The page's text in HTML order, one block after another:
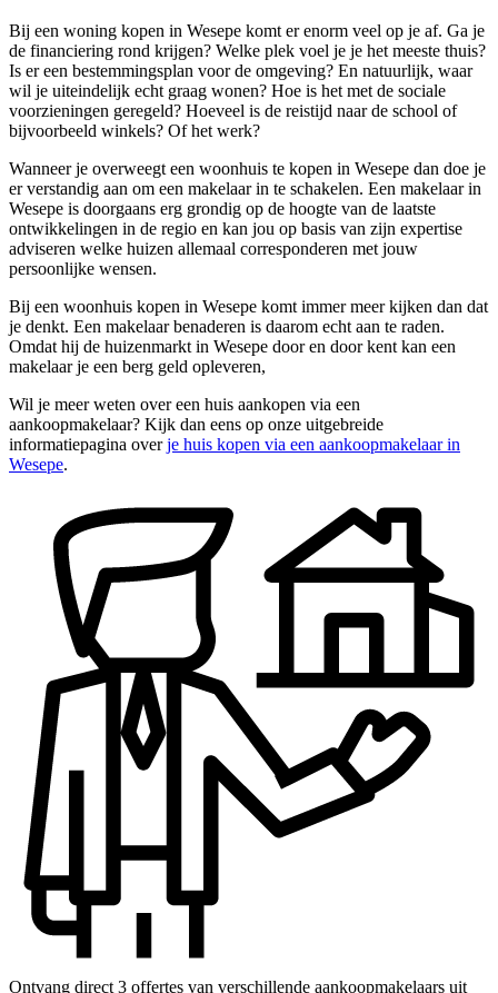
Bij een woning kopen in Wesepe komt er enorm veel op je af. Ga je
de financiering rond krijgen? Welke plek voel je je het meeste thuis?
Is er een bestemmingsplan voor de omgeving? En natuurlijk, waar
wil je uiteindelijk echt graag wonen? Hoe is het met de sociale
voorzieningen geregeld? Hoeveel is de reistijd naar de school of
bijvoorbeeld winkels? Of het werk?
Wanneer je overweegt een woonhuis te kopen in Wesepe dan doe je
er verstandig aan om een makelaar in te schakelen. Een makelaar in
Wesepe is doorgaans erg grondig op de hoogte van de laatste
ontwikkelingen in de regio en kan jou op basis van zijn expertise
adviseren welke huizen allemaal corresponderen met jouw
persoonlijke wensen.
Bij een woonhuis kopen in Wesepe komt immer meer kijken dan dat
je denkt. Een makelaar benaderen is daarom echt aan te raden.
Omdat hij de huizenmarkt in Wesepe door en door kent kan een
makelaar je een berg geld opleveren,
Wil je meer weten over een huis aankopen via een
aankoopmakelaar? Kijk dan eens op onze uitgebreide
informatiepagina overje huis kopen via een aankoopmakelaar in
Wesepe.
Ontvang direct 3 offertes van verschillende aankoopmakelaars uit